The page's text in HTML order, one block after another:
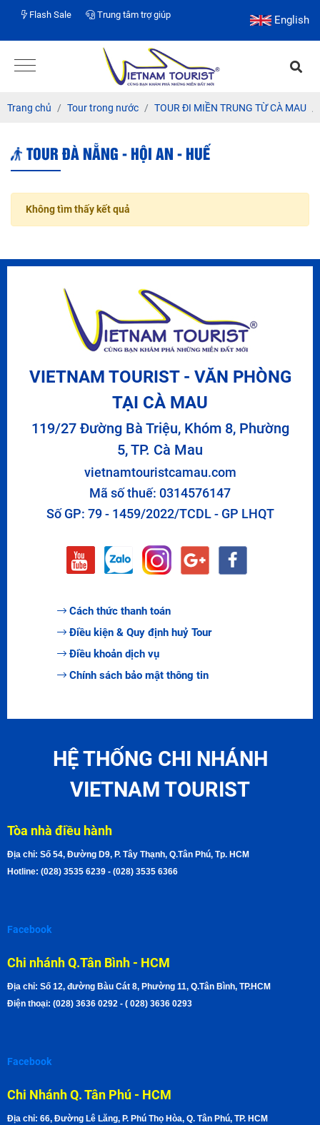
Flash Sale Trung tâm trợ giúp English
Trang chủ Tour trong nước TOUR ĐI MIỀN TRUNG TỪ CÀ MAU
TOUR ĐÀ NẴNG - HỘI AN - HUẾ
Không tìm thấy kết quả
VIETNAM TOURIST - VĂN PHÒNG
TẠI CÀ MAU
119/27 Đường Bà Triệu, Khóm 8, Phường
5, TP. Cà Mau
vietnamtouristcamau.com
Mã số thuế: 0314576147
Số GP: 79 - 1459/2022/TCDL - GP LHQT
Cách thức thanh toán
Điều kiện & Quy định huỷ Tour
Điều khoản dịch vụ
Chính sách bảo mật thông tin
HỆ THỐNG CHI NHÁNH
VIETNAM TOURIST
Tòa nhà điều hành
Địa chỉ: Số 54, Đường D9, P. Tây Thạnh, Q.Tân Phú, Tp. HCM
Hotline: (028) 3535 6239 - (028) 3535 6366
Facebook
Chi nhánh Q.Tân Bình - HCM
Địa chỉ: Số 12, đường Bàu Cát 8, Phường 11, Q.Tân Bình, TP.HCM
Điện thoại: (028) 3636 0292 - ( 028) 3636 0293
Facebook
Chi Nhánh Q. Tân Phú - HCM
Địa chỉ: 66, Đường Lê Lăng, P. Phú Thọ Hòa, Q. Tân Phú, TP. HCM